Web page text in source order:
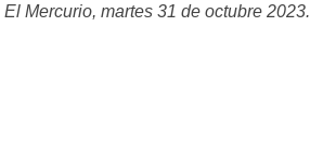
Mercurio, martes 31 de octubre 2023.